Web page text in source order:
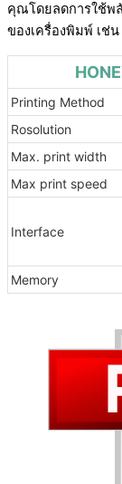
คุณโดยลดการใช้พ
ของเครื่องพิมพ์ เช่
Printing Method
Rosolution
Max. print width
Max print speed
Interface
Memory